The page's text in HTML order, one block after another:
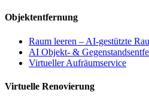
Objektentfernung
Raum leeren – AI-gestützte
AI Objekt- &
Virtueller Aufräumservice
Virtuelle Renovierung